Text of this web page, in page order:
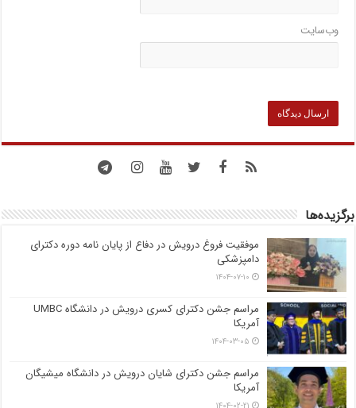
وب‌سایت
برگزیده‌ها
موفقیت فروغ درویش در دفاع از پایان نامه دوره دکترای
دامپزشکی
۱۴۰۴-۰۷-۱۰
مراسم جشن دکترای کسری درویش در دانشگاه UMBC
آمریکا
۱۴۰۴-۰۳-۰۵
مراسم جشن دکترای شایان درویش در دانشگاه میشیگان
آمریکا